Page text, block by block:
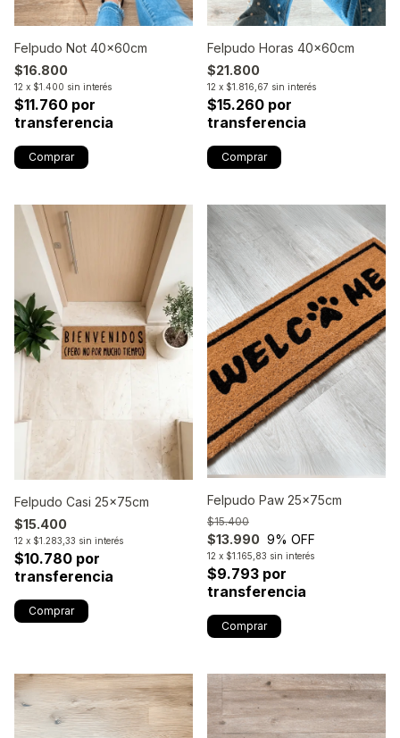
Felpudo Not 40x60cm
$16.800
12 x $1.400 sin interés
$11.760 por
transferencia
Felpudo Horas 40x60cm
$21.800
12 x $1.816,67 sin interés
$15.260 por
transferencia
Felpudo Casi 25x75cm
$15.400
12 x $1.283,33 sin interés
$10.780 por
transferencia
Felpudo Paw 25x75cm
$13.990
$15.400
9% OFF
12 x $1.165,83 sin interés
$9.793 por
transferencia
Comprar